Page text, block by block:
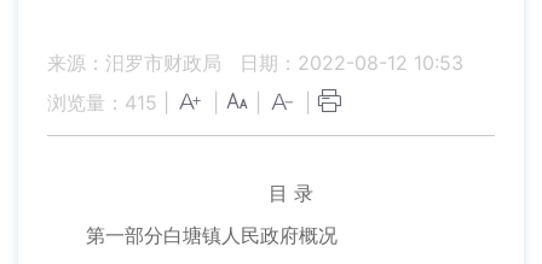
来源：汨罗市财政局
日期：2022-08-12 10:53
浏览量： 415
目 录
第一部分白塘镇人民政府概况